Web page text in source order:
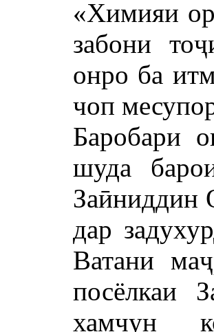
«Химияи
забони
онро ба
чоп
Баробари
шуда
Заӣниддин
дар
Ватани
посёлкаи
хамчун